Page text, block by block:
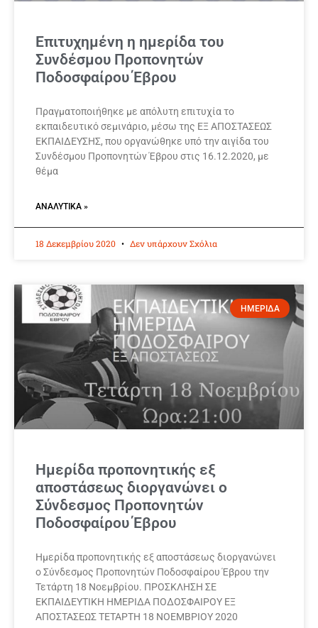
Επιτυχημένη η ημερίδα του
Συνδέσμου Προπονητών
Ποδοσφαίρου Έβρου
Πραγματοποιήθηκε με απόλυτη επιτυχία το
εκπαιδευτικό σεμινάριο, μέσω της ΕΞ ΑΠΟΣΤΑΣΕΩΣ
ΕΚΠΑΙΔΕΥΣΗΣ, που οργανώθηκε υπό την αιγίδα του
Συνδέσμου Προπονητών Έβρου στις 16.12.2020, με
θέμα
ΑΝΑΛΥΤΙΚΆ »
18 Δεκεμβρίου 2020 Δεν υπάρχουν Σχόλια
ΗΜΕΡΙΔΑ
Ημερίδα προπονητικής εξ
αποστάσεως διοργανώνει ο
Σύνδεσμος Προπονητών
Ποδοσφαίρου Έβρου
Ημερίδα προπονητικής εξ αποστάσεως διοργανώνει
ο Σύνδεσμος Προπονητών Ποδοσφαίρου Έβρου την
Τετάρτη 18 Νοεμβρίου. ΠΡΟΣΚΛΗΣΗ ΣΕ
ΕΚΠΑΙΔΕΥΤΙΚΗ ΗΜΕΡΙΔΑ ΠΟΔΟΣΦΑΙΡΟΥ ΕΞ
ΑΠΟΣΤΑΣΕΩΣ ΤΕΤΑΡΤΗ 18 ΝΟΕΜΒΡΙΟΥ 2020